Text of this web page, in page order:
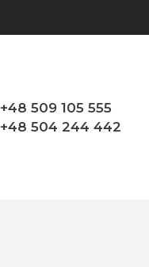
+48 509 105 555
+48 504 244 442